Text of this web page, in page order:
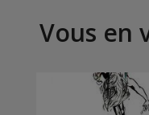
Vous en